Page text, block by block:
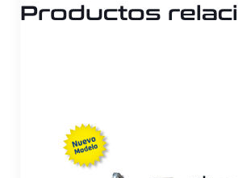
Productos